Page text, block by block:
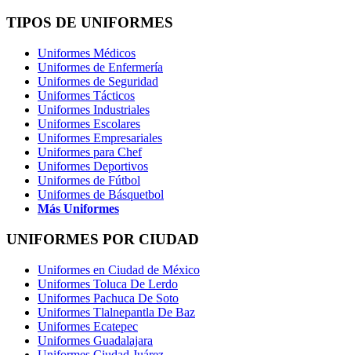
TIPOS DE UNIFORMES
Uniformes Médicos
Uniformes de Enfermería
Uniformes de Seguridad
Uniformes Tácticos
Uniformes Industriales
Uniformes Escolares
Uniformes Empresariales
Uniformes para Chef
Uniformes Deportivos
Uniformes de Fútbol
Uniformes de Básquetbol
Más Uniformes
UNIFORMES POR CIUDAD
Uniformes en Ciudad de México
Uniformes Toluca De Lerdo
Uniformes Pachuca De Soto
Uniformes Tlalnepantla De Baz
Uniformes Ecatepec
Uniformes Guadalajara